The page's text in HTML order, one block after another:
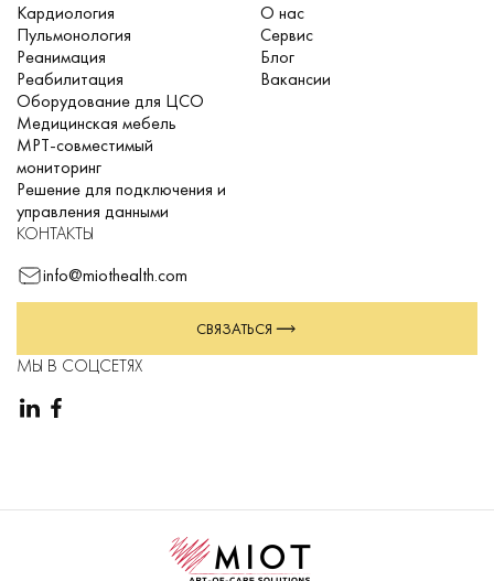
Кардиология
Пульмонология
Реанимация
Реабилитация
Оборудование для ЦСО
Медицинская мебель
МРТ-совместимый
мониторинг
Решение для подключения и
управления данными
О нас
Сервис
Блог
Вакансии
КОНТАКТЫ
info@miothealth.com
СВЯЗАТЬСЯ
МЫ В СОЦСЕТЯХ